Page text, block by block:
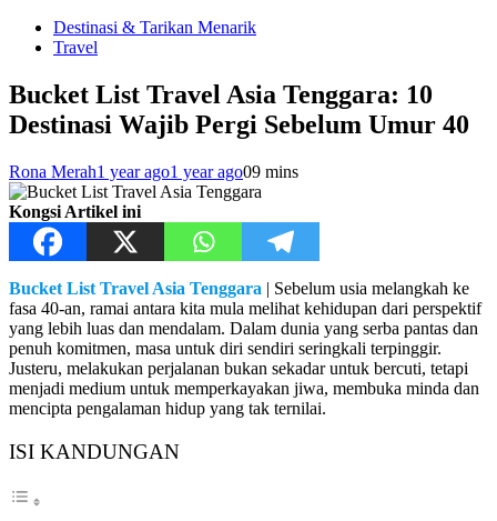
Destinasi & Tarikan Menarik
Travel
Bucket List Travel Asia Tenggara: 10
Destinasi Wajib Pergi Sebelum Umur 40
Rona Merah1 year ago1 year ago09 mins
Kongsi Artikel ini
Bucket List Travel Asia Tenggara | Sebelum usia melangkah ke
fasa 40-an, ramai antara kita mula melihat kehidupan dari perspektif
yang lebih luas dan mendalam. Dalam dunia yang serba pantas dan
penuh komitmen, masa untuk diri sendiri seringkali terpinggir.
Justeru, melakukan perjalanan bukan sekadar untuk bercuti, tetapi
menjadi medium untuk memperkayakan jiwa, membuka minda dan
mencipta pengalaman hidup yang tak ternilai.
ISI KANDUNGAN